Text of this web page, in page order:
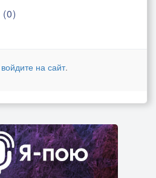
войдите на сайт.